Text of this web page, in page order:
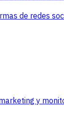
de redes
y